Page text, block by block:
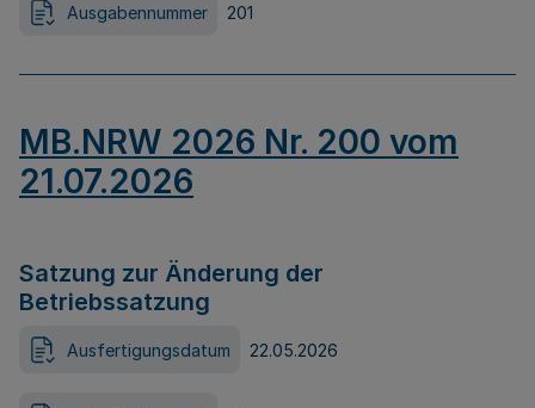
Ausgabennummer 201
MB.NRW 2026 Nr. 200 vom
21.07.2026
Satzung zur Änderung der
Betriebssatzung
Ausfertigungsdatum 22.05.2026